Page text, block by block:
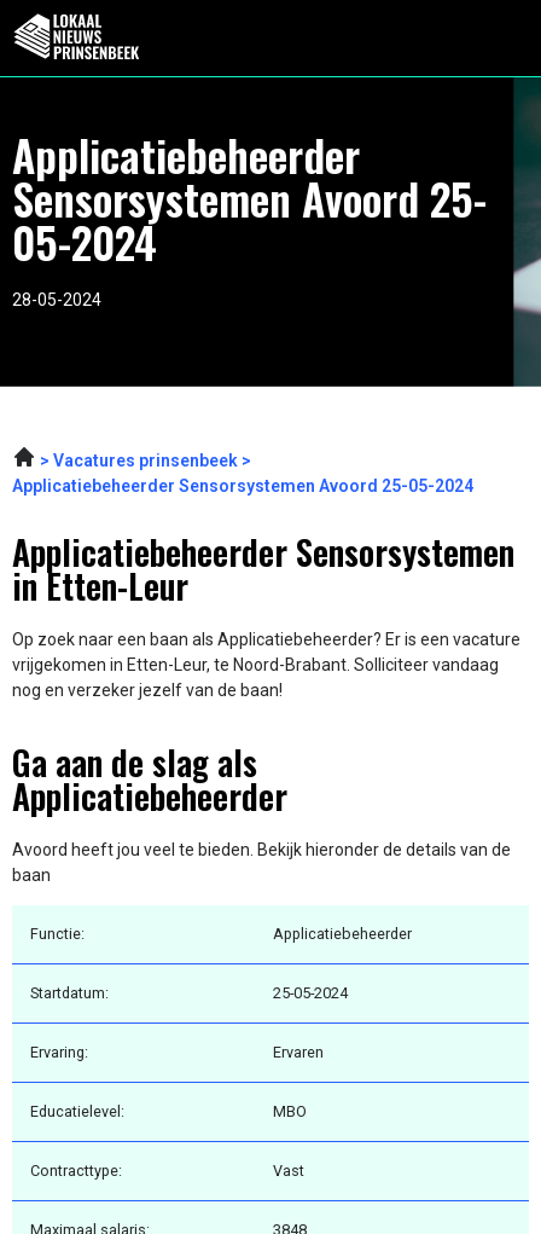
Applicatiebeheerder
Sensorsystemen Avoord 25-
05-2024
28-05-2024
Vacatures prinsenbeek
Applicatiebeheerder Sensorsystemen Avoord 25-05-2024
Applicatiebeheerder Sensorsystemen
in Etten-Leur
Op zoek naar een baan als Applicatiebeheerder? Er is een vacature
vrijgekomen in Etten-Leur, te Noord-Brabant. Solliciteer vandaag
nog en verzeker jezelf van de baan!
Ga aan de slag als
Applicatiebeheerder
Avoord heeft jou veel te bieden. Bekijk hieronder de details van de
baan
Functie: Applicatiebeheerder
Startdatum: 25-05-2024
Ervaring: Ervaren
Educatielevel: MBO
Contracttype: Vast
Maximaal salaris: 3848